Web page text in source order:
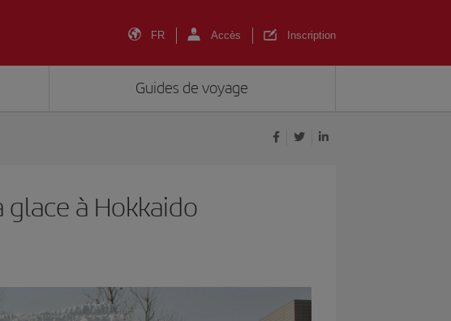
FR Accès Inscription
Guides de voyage
à Hokkaido